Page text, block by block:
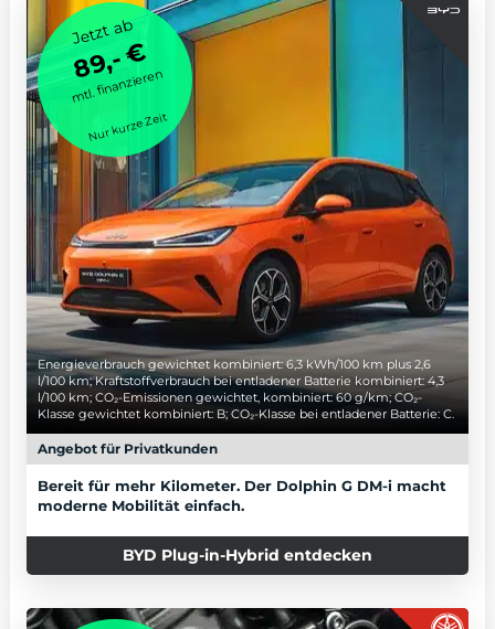
Jetzt ab
89,- €
mtl. finanzieren
Nur kurze Zeit
Energieverbrauch gewichtet kombiniert: 6,3 kWh/100 km plus 2,6
l/100 km; Kraftstoffverbrauch bei entladener Batterie kombiniert: 4,3
l/100 km; CO₂-Emissionen gewichtet, kombiniert: 60 g/km; CO₂-
Klasse gewichtet kombiniert: B; CO₂-Klasse bei entladener Batterie: C.
Angebot für Privatkunden
Bereit für mehr Kilometer. Der Dolphin G DM-i macht
moderne Mobilität einfach.
BYD Plug-in-Hybrid entdecken